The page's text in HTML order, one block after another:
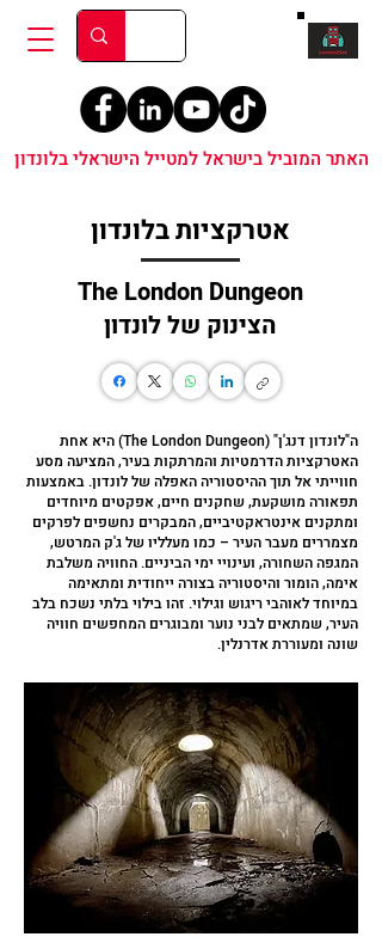
האתר המוביל בישראל למטייל הישראלי בלונדון
אטרקציות בלונדון
The London Dungeon
הצינוק של לונדון
ה"לונדון דנג'ן" (The London Dungeon) היא אחת
האטרקציות הדרמטיות והמרתקות בעיר, המציעה מסע
חווייתי אל תוך ההיסטוריה האפלה של לונדון. באמצעות
תפאורה מושקעת, שחקנים חיים, אפקטים מיוחדים
ומתקנים אינטראקטיביים, המבקרים נחשפים לפרקים
מצמררים מעבר העיר – כמו מעלליו של ג'ק המרטש,
המגפה השחורה, ועינויי ימי הביניים. החוויה משלבת
אימה, הומור והיסטוריה בצורה ייחודית ומתאימה
במיוחד לאוהבי ריגוש וגילוי. זהו בילוי בלתי נשכח בלב
העיר, שמתאים לבני נוער ומבוגרים המחפשים חוויה
שונה ומעוררת אדרנלין.